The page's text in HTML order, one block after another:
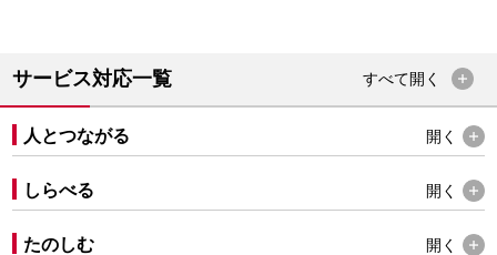
サービス対応一覧 すべて開く
人とつながる 開く
しらべる 開く
たのしむ 開く